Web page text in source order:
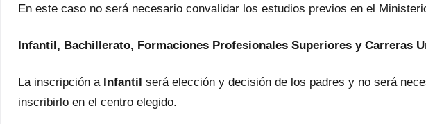
En este caso no será necesario convalidar los estudios previos en el
Infantil, Bachillerato, Formaciones Profesionales Superiores y Carreras
La inscripción a Infantil será elección y decisión de los padres y no será
inscribirlo en el centro elegido.